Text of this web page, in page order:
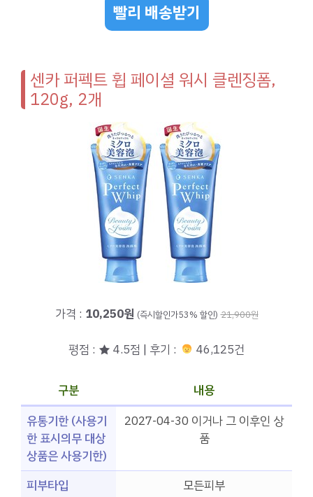
빨리 배송받기
센카 퍼펙트 휩 페이셜 워시 클렌징폼,
120g, 2개
가격 : 10,250원 (즉시할인가53% 할인) 21,900원
평점 : ★ 4.5점 | 후기 : 46,125건
구분
내용
유통기한 (사용기
한 표시의무 대상
상품은 사용기한)
2027-04-30 이거나 그 이후인 상
품
피부타입
모든피부